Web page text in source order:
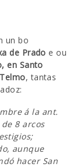
un bo
de Prado e ou
en Santo
, tantas
á la ant.
8 arcos
aunque
hacer San